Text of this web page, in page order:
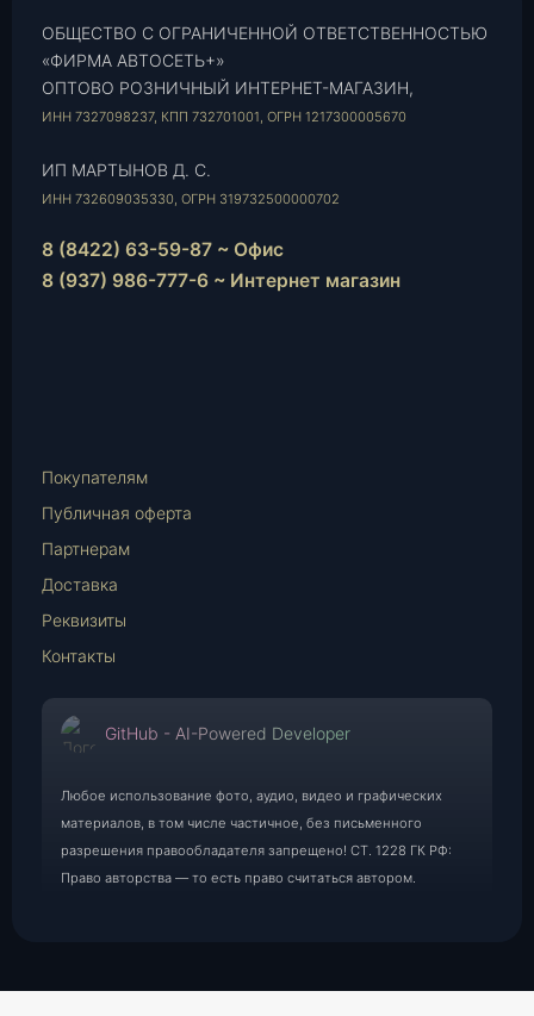
ОБЩЕСТВО С ОГРАНИЧЕННОЙ ОТВЕТСТВЕННОСТЬЮ
«ФИРМА АВТОСЕТЬ+»
ОПТОВО РОЗНИЧНЫЙ ИНТЕРНЕТ-МАГАЗИН,
ИНН 7327098237, КПП 732701001, ОГРН 1217300005670
ИП МАРТЫНОВ Д. С.
ИНН 732609035330, ОГРН 319732500000702
8 (8422) 63-59-87 ~ Офис
8 (937) 986-777-6 ~ Интернет магазин
Mail
Покупателям
Публичная оферта
Партнерам
Доставка
Реквизиты
Контакты
GitHub - AI-Powered Developer
Любое использование фото, аудио, видео и графических
материалов, в том числе частичное, без письменного
разрешения правообладателя запрещено! СТ. 1228 ГК РФ:
Право авторства — то есть право считаться автором.